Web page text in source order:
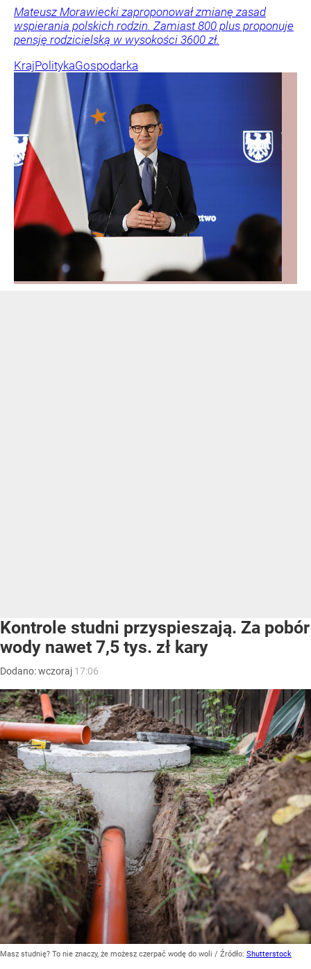
Mateusz Morawiecki zaproponował zmianę zasad
wspierania polskich rodzin. Zamiast 800 plus proponuje
pensję rodzicielską w wysokości 3600 zł.
KrajPolitykaGospodarka
Kontrole studni przyspieszają. Za pobór
wody nawet 7,5 tys. zł kary
Dodano:wczoraj 17:06
Masz studnię? To nie znaczy, że możesz czerpać wodę do woli / Źródło: Shutterstock